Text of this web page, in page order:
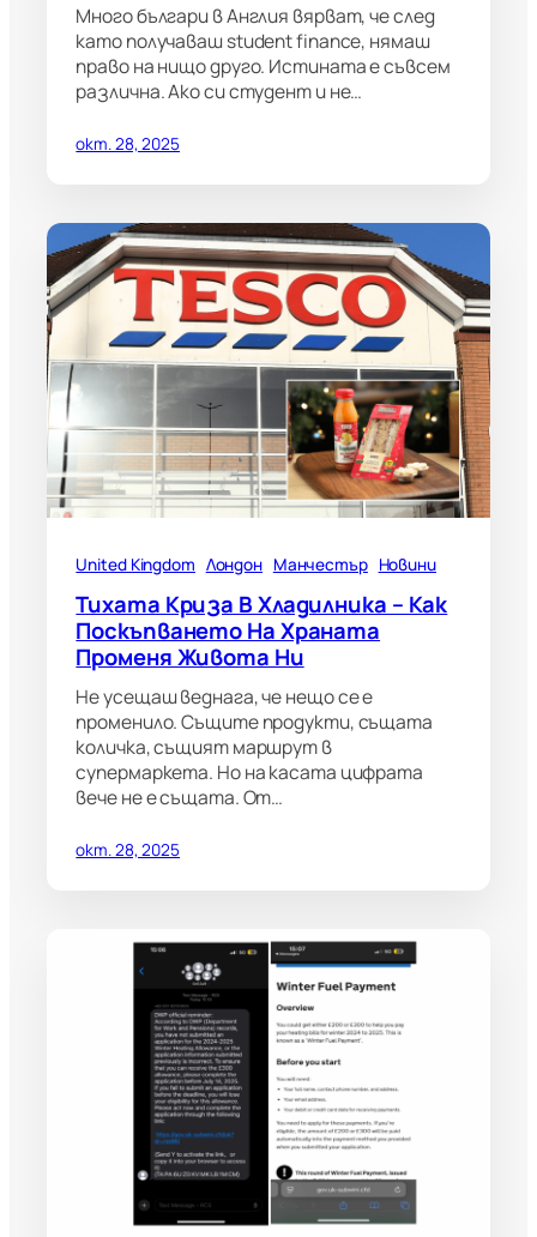
Много българи в Англия вярват, че след
като получаваш student finance, нямаш
право на нищо друго. Истината е съвсем
различна. Ако си студент и не…
окт. 28, 2025
United Kingdom Лондон Манчестър Новини
Тихата Криза В Хладилника – Как
Поскъпването На Храната
Променя Живота Ни
Не усещаш веднага, че нещо се е
променило. Същите продукти, същата
количка, същият маршрут в
супермаркета. Но на касата цифрата
вече не е същата. От…
окт. 28, 2025